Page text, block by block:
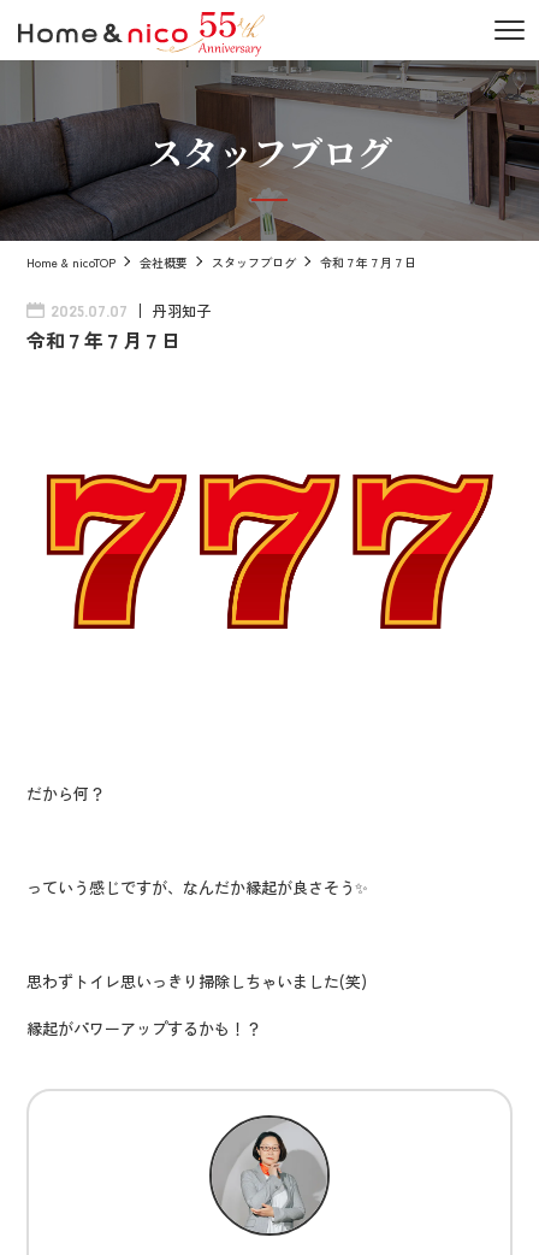
スタッフブログ
Home & nicoTOP 会社概要 スタッフブログ 令和７年７月７日
2025.07.07 丹羽知子
令和７年７月７日
だから何？
っていう感じですが、なんだか縁起が良さそう✨
思わずトイレ思いっきり掃除しちゃいました(笑)
縁起がパワーアップするかも！？